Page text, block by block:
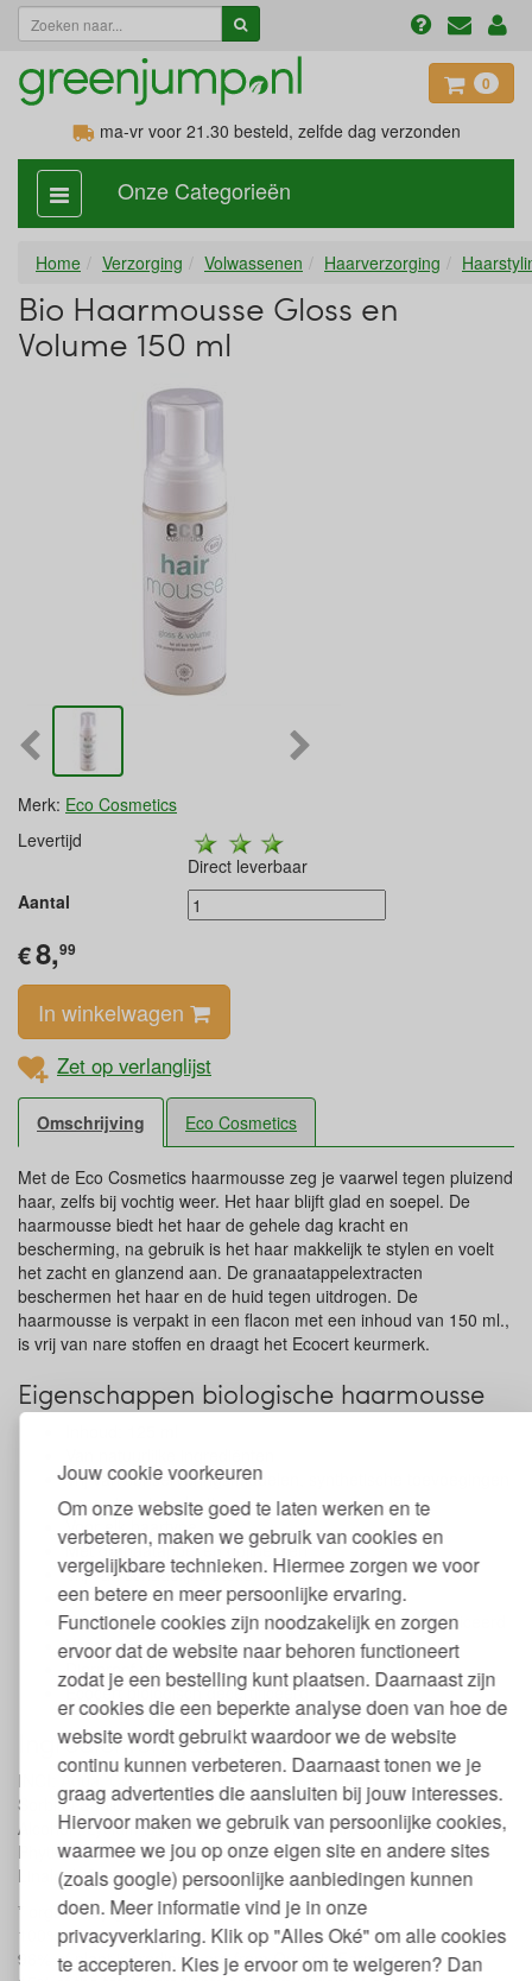
Jouw cookie voorkeuren
Om onze website goed te laten werken en te
verbeteren, maken we gebruik van cookies en
vergelijkbare technieken. Hiermee zorgen we voor
een betere en meer persoonlijke ervaring.
Functionele cookies zijn noodzakelijk en zorgen
ervoor dat de website naar behoren functioneert
zodat je een bestelling kunt plaatsen. Daarnaast zijn
er cookies die een beperkte analyse doen van hoe de
website wordt gebruikt waardoor we de website
continu kunnen verbeteren. Daarnaast tonen we je
graag advertenties die aansluiten bij jouw interesses.
Hiervoor maken we gebruik van persoonlijke cookies,
waarmee we jou op onze eigen site en andere sites
(zoals google) persoonlijke aanbiedingen kunnen
doen. Meer informatie vind je in onze
privacyverklaring. Klik op "Alles Oké" om alle cookies
te accepteren. Kies je ervoor om te weigeren? Dan
0
ma-vr voor 21.30 besteld, zelfde dag verzonden
categorie
aan,
Onze Categorieën
Home Verzorging Volwassenen Haarverzorging
Bio Haarmousse Gloss en
Volume 150 ml
Merk: Eco Cosmetics
Levertijd
Direct leverbaar
Aantal
€8,99
In winkelwagen
Zet op verlanglijst
Omschrijving Eco Cosmetics
Met de Eco Cosmetics haarmousse zeg je vaarwel tegen pluizend
haar, zelfs bij vochtig weer. Het haar blijft glad en soepel. De
haarmousse biedt het haar de gehele dag kracht en
bescherming, na gebruik is het haar makkelijk te stylen en voelt
het zacht en glanzend aan. De granaatappelextracten
beschermen het haar en de huid tegen uitdrogen. De
haarmousse is verpakt in een flacon met een inhoud van 150 ml.,
is vrij van nare stoffen en draagt het Ecocert keurmerk.
Eigenschappen biologische haarmousse
Vrij van conserveringsmiddelen, synthetische toevoegingen
en vaste microplastics
Voor elk haartype
Met granaatappel en gojibessen
Vrij van schadelijke stoffen
Gaat pluizen van het haar tegen
Verpakking van 90% gerecycled papier, FSC gecertificeerd
Vegan
Dierproef vrij
Ecocert biologisch gecertificeerd
Ingrediënten haarmousse
INCI: Aqua, Coco Glucoside, Punica Granatum Fruit Water*,
Sorbitol Sodium Cocoyl Glutamate, Disodium Cocoyl Glutamate,
Alcohol , Lycium Barbarum Fruit Extract*, Glycerin, Sodium PCA,
Phytic Acid, Hydrolyzed Wheat Protein, Parfum, Limonene ,
Linalool, Citronellol
* organically grown
100% of the total ingredients are from natural origin
96% of plant ingredients are from Organic Farming